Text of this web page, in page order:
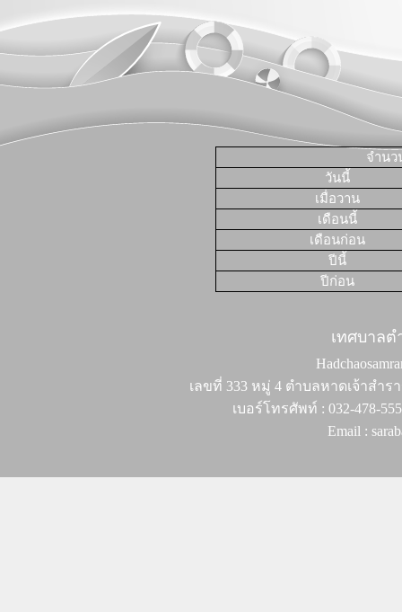
จำนว
วันนี้
เมื่อวาน
เดือนนี้
เดือนก่อน
ปีนี้
ปีก่อน
เทศบาล
เลขที่ 333 หมู่ 4 ตำบลหาดเจ้าสำร
เบอร์โทรศัพท์ : 032-478-
Email :